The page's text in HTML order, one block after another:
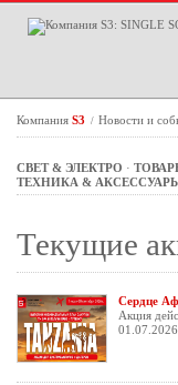
Компания S3 / Новости и
СВЕТ & ЭЛЕКТРО ·
ТЕХНИКА &
Текущие
Сердце
Акция
01.07.2026